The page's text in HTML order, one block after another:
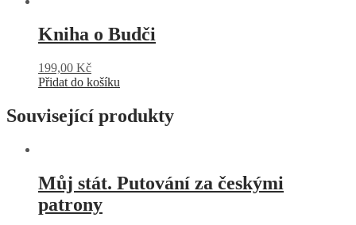
Kniha o Budči
199,00 Kč
Přidat do košíku
Související produkty
Můj stát. Putování za českými
patrony